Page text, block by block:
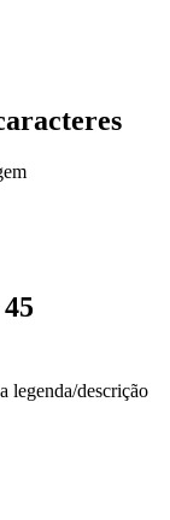
legenda/descrição